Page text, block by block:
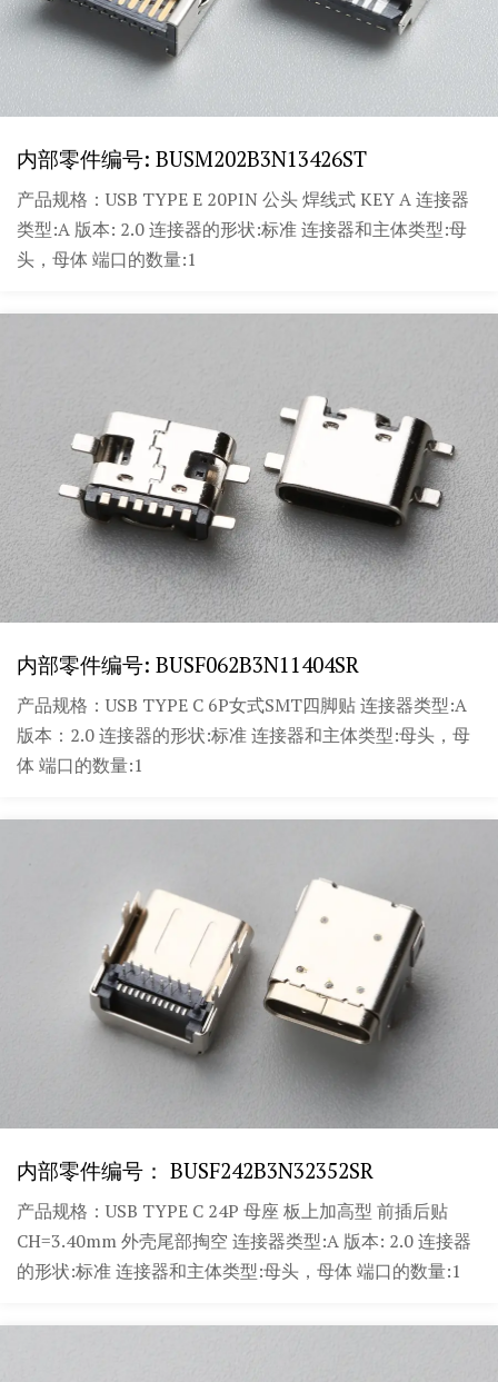
内部零件编号: BUSM202B3N13426ST
产品规格：USB TYPE E 20PIN 公头 焊线式 KEY A 连接器
类型:A 版本: 2.0 连接器的形状:标准 连接器和主体类型:母
头，母体 端口的数量:1
内部零件编号: BUSF062B3N11404SR
产品规格：USB TYPE C 6P女式SMT四脚贴 连接器类型:A
版本：2.0 连接器的形状:标准 连接器和主体类型:母头，母
体 端口的数量:1
内部零件编号： BUSF242B3N32352SR
产品规格：USB TYPE C 24P 母座 板上加高型 前插后贴
CH=3.40mm 外壳尾部掏空 连接器类型:A 版本: 2.0 连接器
的形状:标准 连接器和主体类型:母头，母体 端口的数量:1